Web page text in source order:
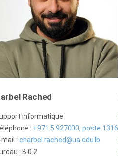
Rached
informatique
: +971 5 927000, poste 1316
mail : charbel.rached@ua.edu.lb
: B.0.2